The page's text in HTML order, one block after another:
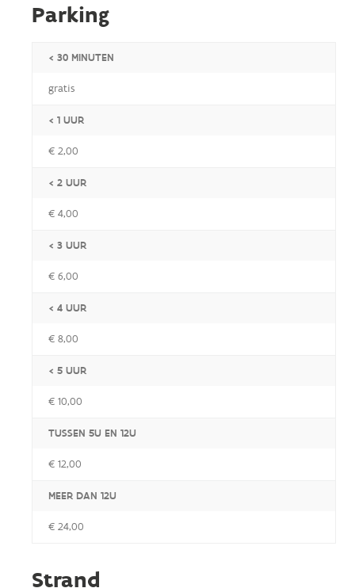
Parking
< 30 MINUTEN
gratis
< 1 UUR
€ 2,00
< 2 UUR
€ 4,00
< 3 UUR
€ 6,00
< 4 UUR
€ 8,00
< 5 UUR
€ 10,00
TUSSEN 5U EN 12U
€ 12,00
MEER DAN 12U
€ 24,00
Strand